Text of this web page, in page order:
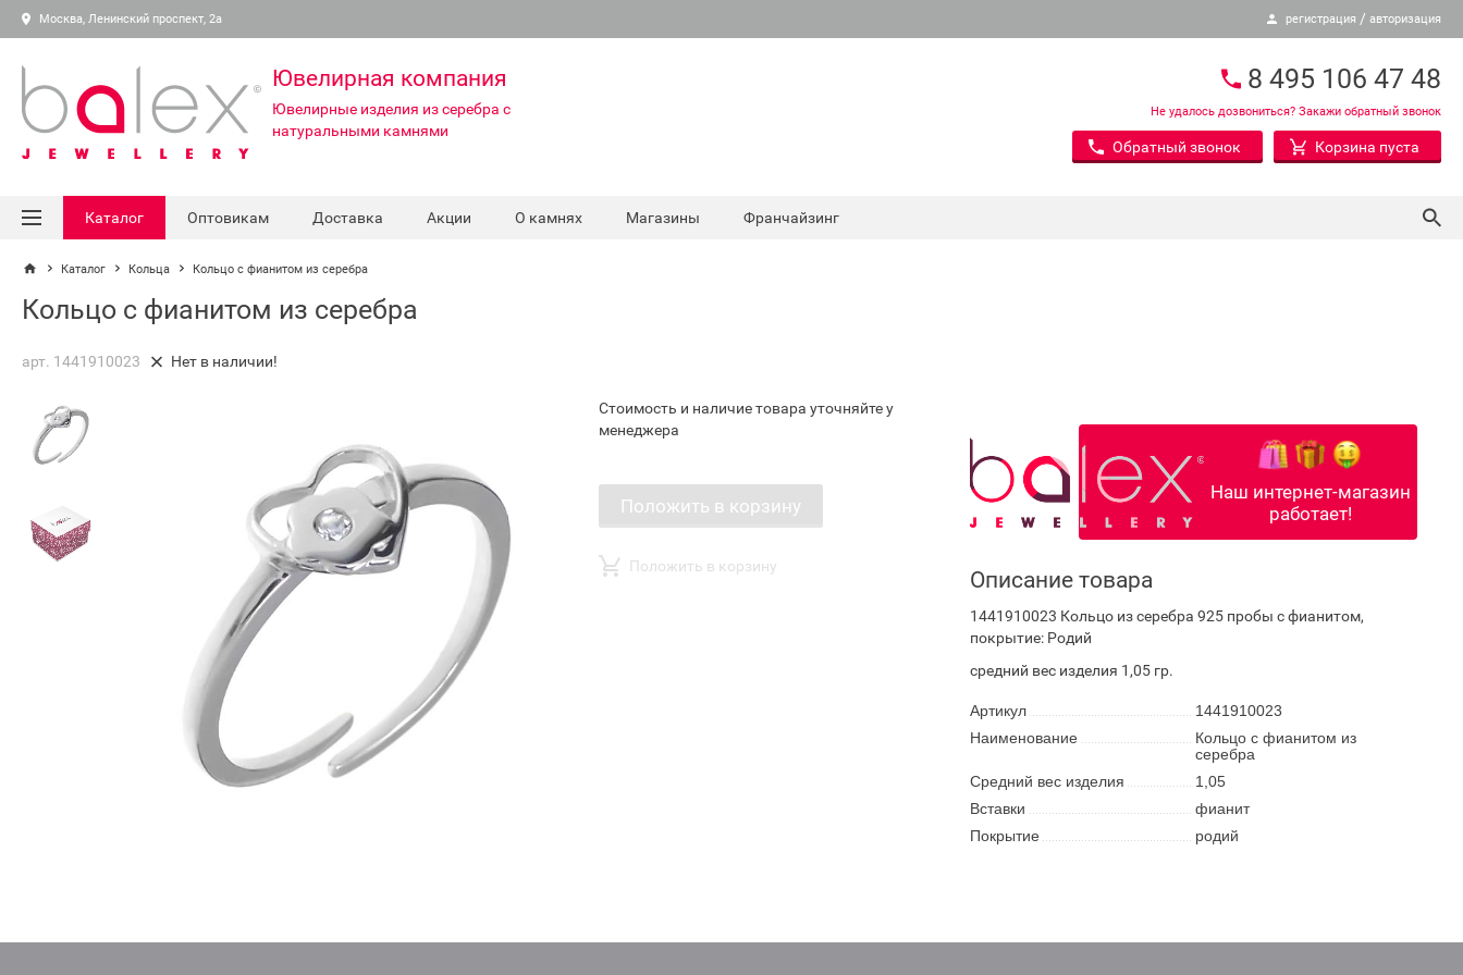
Москва, Ленинский проспект, 2а регистрация / авторизация
Ювелирная компания
Ювелирные изделия из серебра с
натуральными камнями
8 495 106 47 48
Не удалось дозвониться? Закажи обратный звонок
Обратный звонок Корзина пуста
Каталог Оптовикам Доставка Акции О камнях Магазины Франчайзинг
Каталог Кольца Кольцо с фианитом из серебра
Кольцо с фианитом из серебра
арт. 1441910023 Нет в наличии!
Стоимость и наличие товара уточняйте у
менеджера
Положить в корзину
Положить в корзину
Наш интернет-магазин
работает!
Описание товара
1441910023 Кольцо из серебра 925 пробы с фианитом,
покрытие: Родий
средний вес изделия 1,05 гр.
Артикул
1441910023
Наименование
Кольцо с фианитом из
серебра
Средний вес изделия
1,05
Вставки
фианит
Покрытие
родий